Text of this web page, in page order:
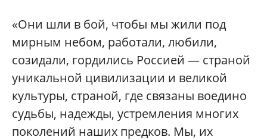
«Они шли в бой, чтобы мы жили под
мирным небом, работали, любили,
созидали, гордились Россией — страной
уникальной цивилизации и великой
культуры, страной, где связаны воедино
судьбы, надежды, устремления многих
поколений наших предков. Мы, их